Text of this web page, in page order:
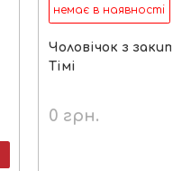
немає в наявності
Чоловічок з
Тімі
0 грн.